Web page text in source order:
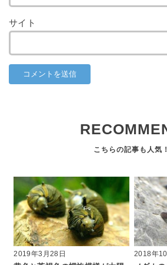
サイト
2019年3月28日
2018年